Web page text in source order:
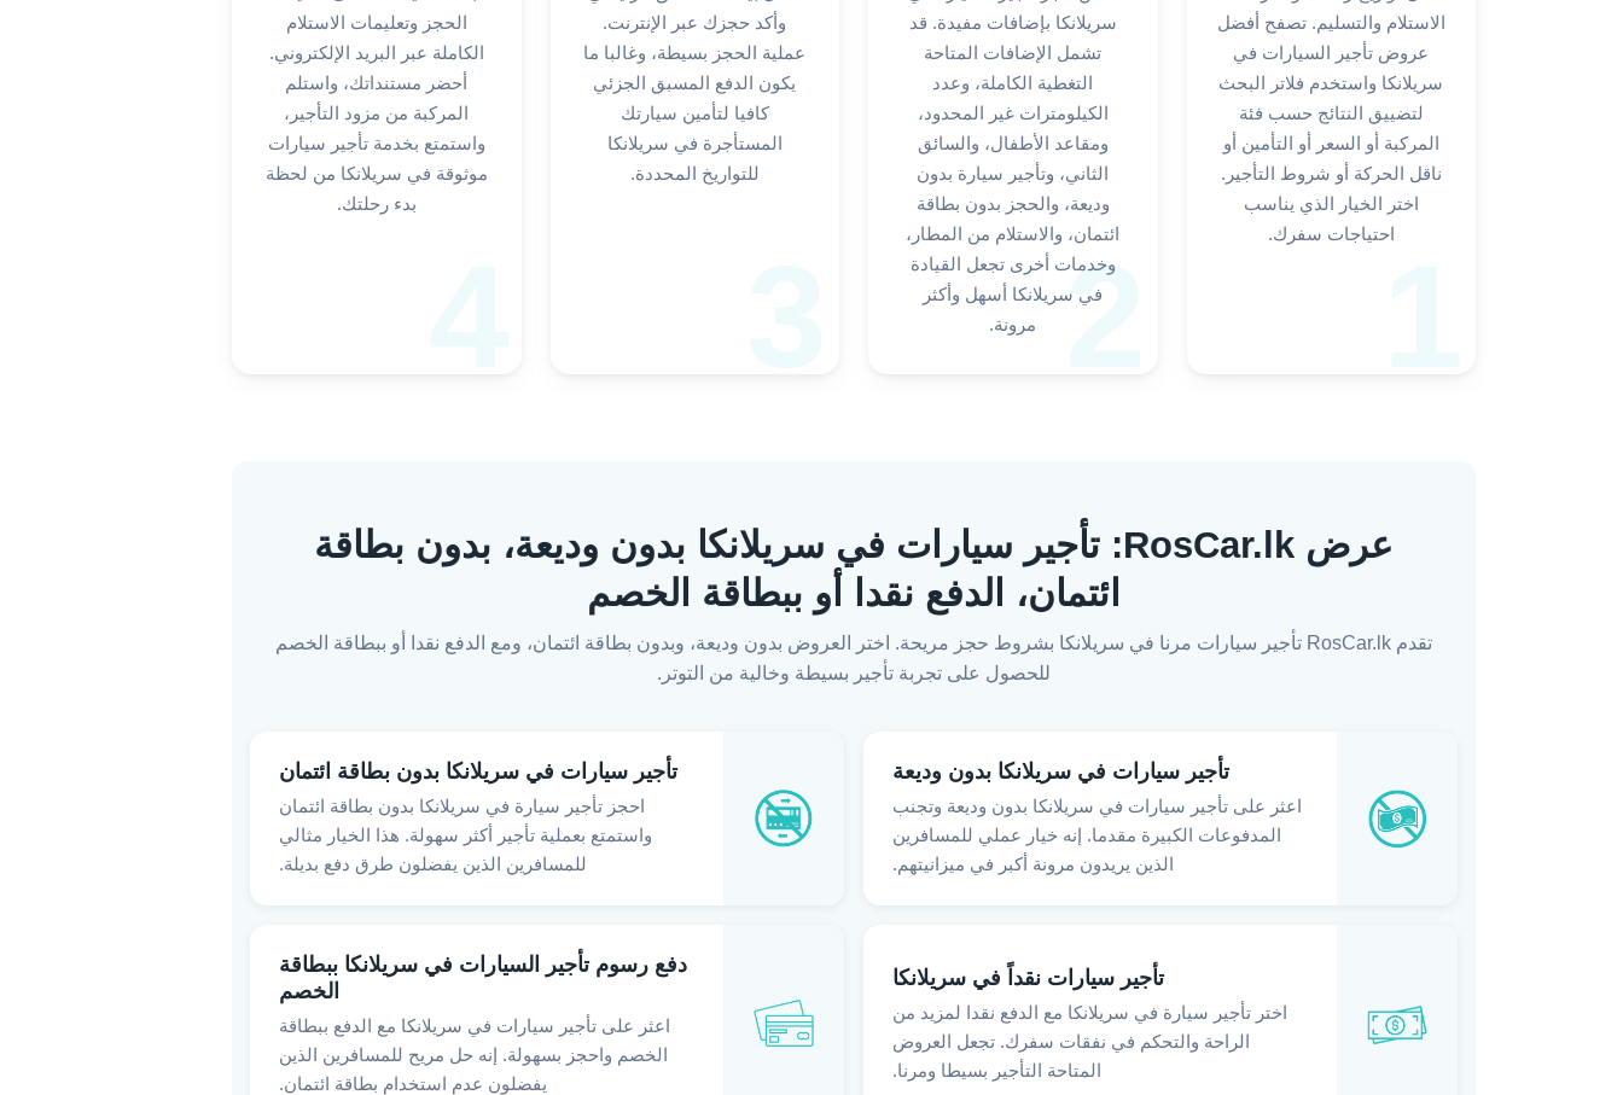
الاستلام والتسليم. تصفح أفضل
عروض تأجير السيارات في
سريلانكا واستخدم فلاتر البحث
لتضييق النتائج حسب فئة
المركبة أو السعر أو التأمين أو
ناقل الحركة أو شروط التأجير.
اختر الخيار الذي يناسب
احتياجات سفرك.
2
سريلانكا بإضافات مفيدة. قد
تشمل الإضافات المتاحة
التغطية الكاملة، وعدد
الكيلومترات غير المحدود،
ومقاعد الأطفال، والسائق
الثاني، وتأجير سيارة بدون
وديعة، والحجز بدون بطاقة
ائتمان، والاستلام من المطار،
وخدمات أخرى تجعل القيادة
في سريلانكا أسهل وأكثر
مرونة.
وأكد حجزك عبر الإنترنت.
عملية الحجز بسيطة، وغالبا ما
يكون الدفع المسبق الجزئي
كافيا لتأمين سيارتك
المستأجرة في سريلانكا
للتواريخ المحددة.
الحجز وتعليمات الاستلام
الكاملة عبر البريد الإلكتروني.
أحضر مستنداتك، واستلم
المركبة من مزود التأجير،
واستمتع بخدمة تأجير سيارات
موثوقة في سريلانكا من لحظة
بدء رحلتك.
عرض RosCar.lk: تأجير سيارات في سريلانكا بدون وديعة، بدون بطاقة
ائتمان، الدفع نقدا أو ببطاقة الخصم
تقدم RosCar.lk تأجير سيارات مرنا في سريلانكا بشروط حجز مريحة. اختر العروض بدون وديعة، وبدون بطاقة ائتمان، ومع الدفع نقدا أو ببطاقة الخصم
للحصول على تجربة تأجير بسيطة وخالية من التوتر.
تأجير سيارات في سريلانكا بدون وديعة
اعثر على تأجير سيارات في سريلانكا بدون وديعة وتجنب
المدفوعات الكبيرة مقدما. إنه خيار عملي للمسافرين
الذين يريدون مرونة أكبر في ميزانيتهم.
تأجير سيارات في سريلانكا بدون بطاقة ائتمان
احجز تأجير سيارة في سريلانكا بدون بطاقة ائتمان
واستمتع بعملية تأجير أكثر سهولة. هذا الخيار مثالي
للمسافرين الذين يفضلون طرق دفع بديلة.
تأجير سيارات نقداً في سريلانكا
اختر تأجير سيارة في سريلانكا مع الدفع نقدا لمزيد من
الراحة والتحكم في نفقات سفرك. تجعل العروض
المتاحة التأجير بسيطا ومرنا.
دفع رسوم تأجير السيارات في سريلانكا ببطاقة
الخصم
اعثر على تأجير سيارات في سريلانكا مع الدفع ببطاقة
الخصم واحجز بسهولة. إنه حل مريح للمسافرين الذين
يفضلون عدم استخدام بطاقة ائتمان.